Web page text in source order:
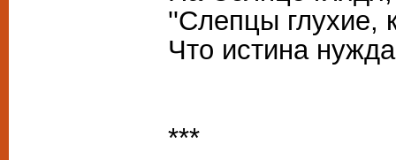
''Слепцы глухие,
Что истина
***